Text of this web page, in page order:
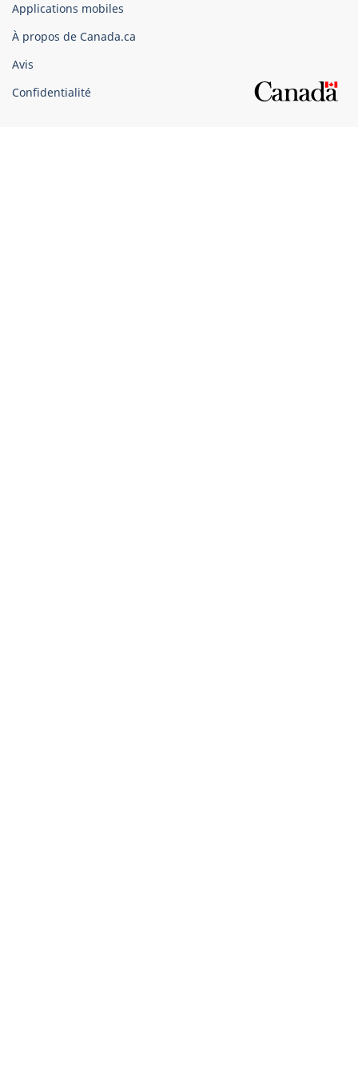
gouvernement
du
Canada
Applications mobiles
À propos de Canada.ca
Avis
Confidentialité